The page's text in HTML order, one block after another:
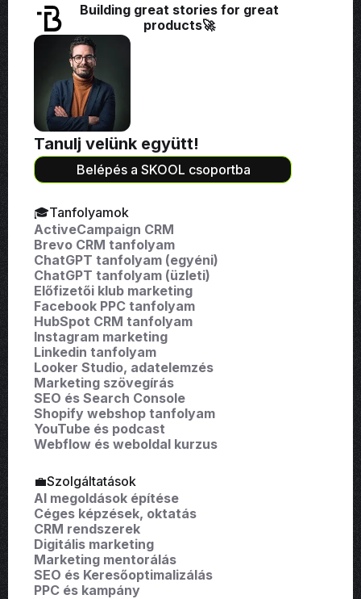
Building great stories for great
products🚀
Tanulj velünk együtt!
Belépés a SKOOL csoportba
🎓Tanfolyamok
ActiveCampaign CRM
Brevo CRM tanfolyam
ChatGPT tanfolyam (egyéni)
ChatGPT tanfolyam (üzleti)
Előfizetői klub marketing
Facebook PPC tanfolyam
HubSpot CRM tanfolyam
Instagram marketing
Linkedin tanfolyam
Looker Studio, adatelemzés
Marketing szövegírás
SEO és Search Console
Shopify webshop tanfolyam
YouTube és podcast
Webflow és weboldal kurzus
💼Szolgáltatások
AI megoldások építése
Céges képzések, oktatás
CRM rendszerek
Digitális marketing
Marketing mentorálás
SEO és Keresőoptimalizálás
PPC és kampány